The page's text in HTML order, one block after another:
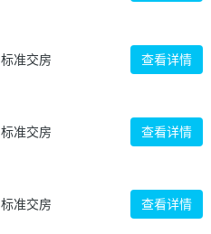
标准交房 查看详情
标准交房 查看详情
标准交房 查看详情